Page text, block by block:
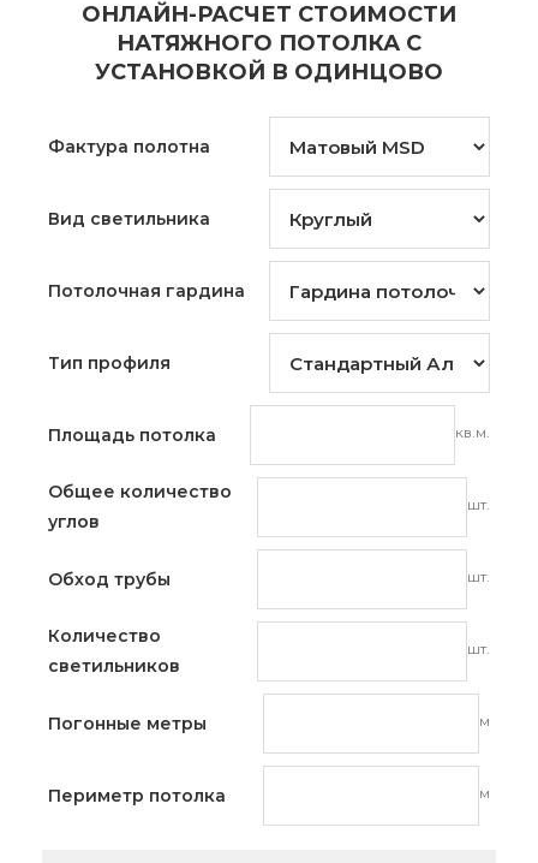
ОНЛАЙН-РАСЧЕТ СТОИМОСТИ
НАТЯЖНОГО ПОТОЛКА С
УСТАНОВКОЙ В ОДИНЦОВО
Фактура полотна
Вид светильника
Потолочная гардина
Тип профиля
Площадь потолка кв.м.
Общее количество
углов
шт.
Обход трубы шт.
Количество
светильников
шт.
Погонные метры м
Периметр потолка м